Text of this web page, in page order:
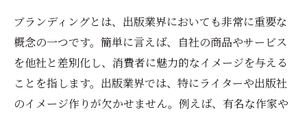
ブランディングとは、出版業界においても非常に重要な
概念の一つです。簡単に言えば、自社の商品やサービス
を他社と差別化し、消費者に魅力的なイメージを与える
ことを指します。出版業界では、特にライターや出版社
のイメージ作りが欠かせません。例えば、有名な作家や